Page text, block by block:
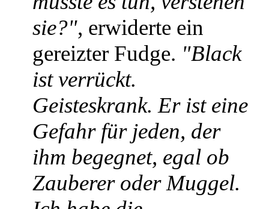
sie?", erwiderte ein
gereizter Fudge. "Black
ist verrückt.
Geisteskrank. Er ist eine
Gefahr für jeden, der
ihm begegnet, egal ob
Zauberer oder Muggel.